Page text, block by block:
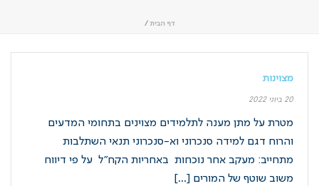
דף הבית /
מצוינות
20 ביוני 2022
מטרת על מתן מענה לתלמידים מצוינים בתחומי המדעים
והרוח דגם למידה סנכרוני וא-סנכרוני תנאי השתלבות
מתחייב: מעקב אחר נוכחות באחריות הקח”ל על פי דיווח
משוב שוטף של המורים [...]